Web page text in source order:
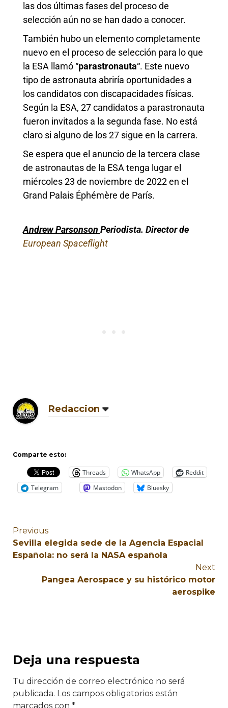
las dos últimas fases del proceso de
selección aún no se han dado a conocer.
También hubo un elemento completamente
nuevo en el proceso de selección para lo que
la ESA llamó “parastronauta“. Este nuevo
tipo de astronauta abriría oportunidades a
los candidatos con discapacidades físicas.
Según la ESA, 27 candidatos a parastronauta
fueron invitados a la segunda fase. No está
claro si alguno de los 27 sigue en la carrera.
Se espera que el anuncio de la tercera clase
de astronautas de la ESA tenga lugar el
miércoles 23 de noviembre de 2022 en el
Grand Palais Éphémère de París.
Andrew Parsonson Periodista. Director de
European Spaceflight
Redaccion
Comparte esto:
Threads WhatsApp
Reddit
Telegram
Mastodon Bluesky
Previous
Sevilla elegida sede de la Agencia Espacial
Española: no será la NASA española
Next
Pangea Aerospace y su histórico motor
aerospike
Deja una respuesta
Tu dirección de correo electrónico no será
publicada. Los campos obligatorios están
marcados con *